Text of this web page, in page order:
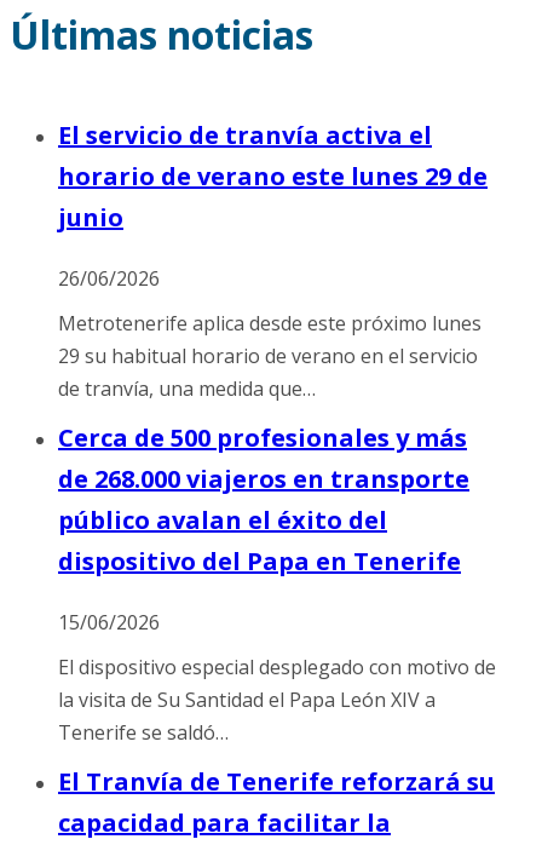
Últimas noticias
El servicio de tranvía activa el
horario de verano este lunes 29 de
junio
26/06/2026
Metrotenerife aplica desde este próximo lunes
29 su habitual horario de verano en el servicio
de tranvía, una medida que…
Cerca de 500 profesionales y más
de 268.000 viajeros en transporte
público avalan el éxito del
dispositivo del Papa en Tenerife
15/06/2026
El dispositivo especial desplegado con motivo de
la visita de Su Santidad el Papa León XIV a
Tenerife se saldó…
El Tranvía de Tenerife reforzará su
capacidad para facilitar la